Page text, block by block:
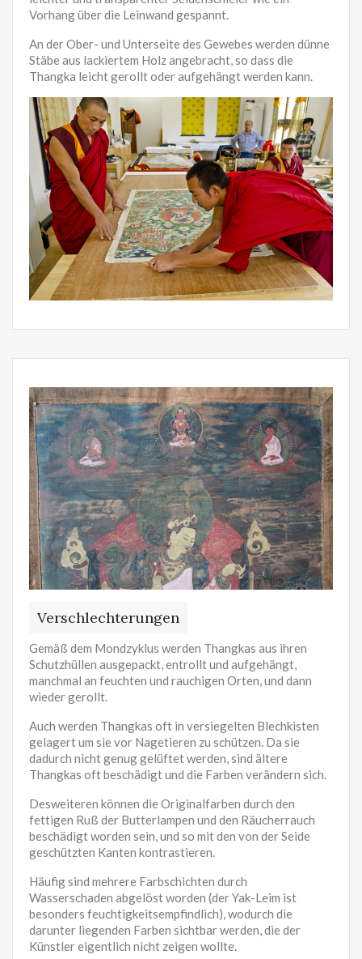
Vorhang über die Leinwand gespannt.
An der Ober- und Unterseite des Gewebes werden dünne
Stäbe aus lackiertem Holz angebracht, so dass die
Thangka leicht gerollt oder aufgehängt werden kann.
Verschlechterungen
Gemäß dem Mondzyklus werden Thangkas aus ihren
Schutzhüllen ausgepackt, entrollt und aufgehängt,
manchmal an feuchten und rauchigen Orten, und dann
wieder gerollt.
Auch werden Thangkas oft in versiegelten Blechkisten
gelagert um sie vor Nagetieren zu schützen. Da sie
dadurch nicht genug gelüftet werden, sind ältere
Thangkas oft beschädigt und die Farben verändern sich.
Desweiteren können die Originalfarben durch den
fettigen Ruß der Butterlampen und den Räucherrauch
beschädigt worden sein, und so mit den von der Seide
geschützten Kanten kontrastieren.
Häufig sind mehrere Farbschichten durch
Wasserschaden abgelöst worden (der Yak-Leim ist
besonders feuchtigkeitsempfindlich), wodurch die
darunter liegenden Farben sichtbar werden, die der
Künstler eigentlich nicht zeigen wollte.